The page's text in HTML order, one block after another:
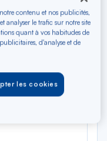
Suivant
contenu et nos publicités,
analyser le trafic sur notre site
quant à vos habitudes de
d'analyse et de
les cookies